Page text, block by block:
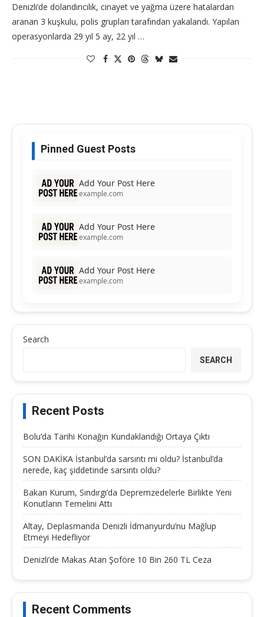
Denizli’de dolandırıcılık, cinayet ve yağma üzere hatalardan
aranan 3 kuşkulu, polis grupları tarafından yakalandı. Yapılan
operasyonlarda 29 yıl 5 ay, 22 yıl …
Pinned Guest Posts
Add Your Post Here
example.com
Add Your Post Here
example.com
Add Your Post Here
example.com
Search
SEARCH
Recent Posts
Bolu’da Tarihi Konağın Kundaklandığı Ortaya Çıktı
SON DAKİKA İstanbul’da sarsıntı mi oldu? İstanbul’da
nerede, kaç şiddetinde sarsıntı oldu?
Bakan Kurum, Sındırgı’da Depremzedelerle Birlikte Yeni
Konutların Temelini Attı
Altay, Deplasmanda Denizli İdmanyurdu’nu Mağlup
Etmeyi Hedefliyor
Denizli’de Makas Atan Şoföre 10 Bin 260 TL Ceza
Recent Comments